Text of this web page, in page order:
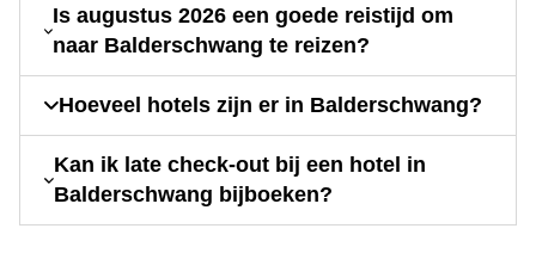
Is augustus 2026 een goede reistijd om
naar Balderschwang te reizen?
Hoeveel hotels zijn er in Balderschwang?
Kan ik late check-out bij een hotel in
Balderschwang bijboeken?